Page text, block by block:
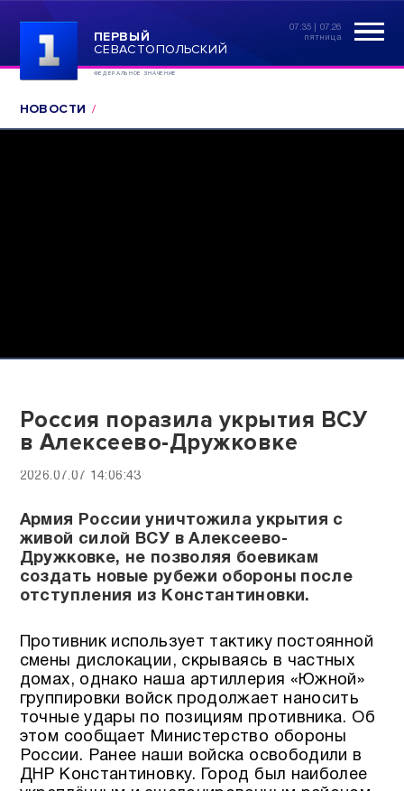
ПЕРВЫЙ
СЕВАСТОПОЛЬСКИЙ
ФЕДЕРАЛЬНОЕ ЗНАЧЕНИЕ
07:35 | 07.26
пятница
НОВОСТИ
Россия поразила укрытия ВСУ
в Алексеево-Дружковке
2026.07.07 14:06:43
Армия России уничтожила укрытия с
живой силой ВСУ в Алексеево-
Дружковке, не позволяя боевикам
создать новые рубежи обороны после
отступления из Константиновки.
Противник использует тактику постоянной
смены дислокации, скрываясь в частных
домах, однако наша артиллерия «Южной»
группировки войск продолжает наносить
точные удары по позициям противника. Об
этом сообщает Министерство обороны
России. Ранее наши войска освободили в
ДНР Константиновку. Город был наиболее